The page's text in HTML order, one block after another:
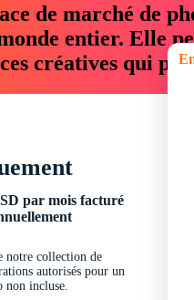
de marché de
entier. Elle
créatives qui
par mois facturé
notre collection de
autorisés pour un
non incluse.
En